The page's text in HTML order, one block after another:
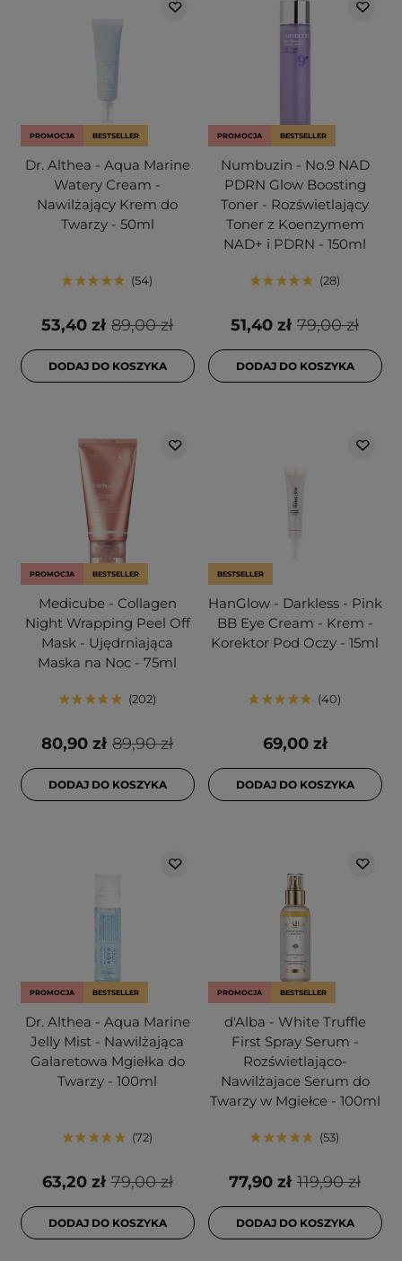
PROMOCJA BESTSELLER
Dr. Althea - Aqua Marine
Watery Cream -
Nawilżający Krem do
Twarzy - 50ml
54
89,00 zł
53,40 zł
DODAJ DO KOSZYKA
PROMOCJA BESTSELLER
Numbuzin - No.9 NAD
PDRN Glow Boosting
Toner - Rozświetlający
Toner z Koenzymem
NAD+ i PDRN - 150ml
28
79,00 zł
51,40 zł
DODAJ DO KOSZYKA
PROMOCJA BESTSELLER
Medicube - Collagen
Night Wrapping Peel Off
Mask - Ujędrniająca
Maska na Noc - 75ml
202
89,90 zł
80,90 zł
DODAJ DO KOSZYKA
BESTSELLER
HanGlow - Darkless - Pink
BB Eye Cream - Krem -
Korektor Pod Oczy - 15ml
40
69,00 zł
DODAJ DO KOSZYKA
PROMOCJA BESTSELLER
Dr. Althea - Aqua Marine
Jelly Mist - Nawilżająca
Galaretowa Mgiełka do
Twarzy - 100ml
72
79,00 zł
63,20 zł
DODAJ DO KOSZYKA
PROMOCJA BESTSELLER
d'Alba - White Truffle
First Spray Serum -
Rozświetlająco-
Nawilżajace Serum do
Twarzy w Mgiełce - 100ml
53
119,90 zł
77,90 zł
DODAJ DO KOSZYKA